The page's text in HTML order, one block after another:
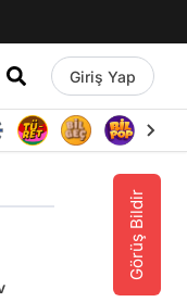
Giriş Yap
Görüş Bildir